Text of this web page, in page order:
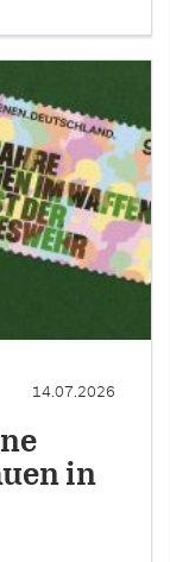
14.07.2026
in